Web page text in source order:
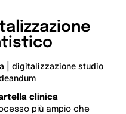
clinica
più ampio che